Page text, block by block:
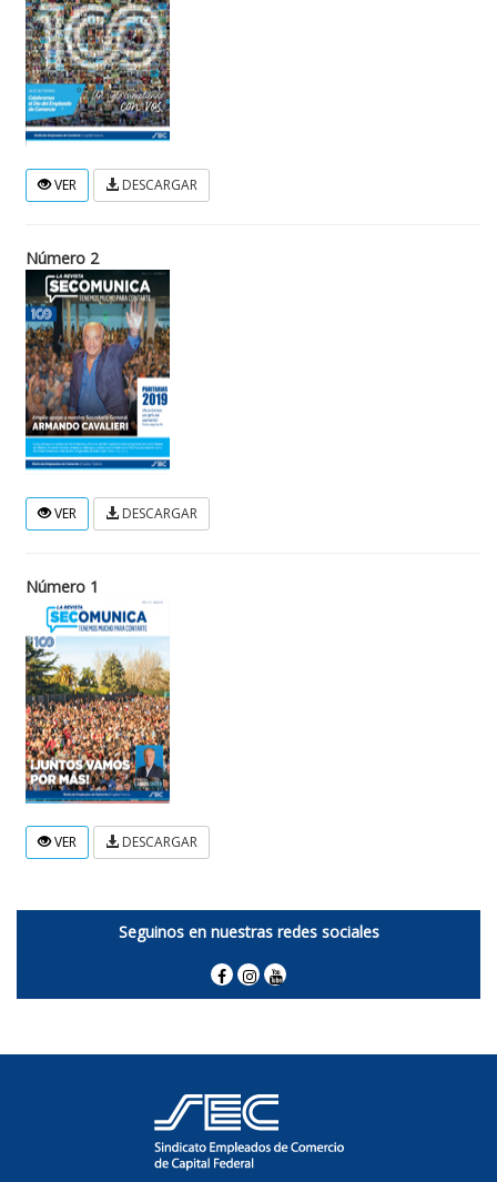
VER DESCARGAR
Número 2
VER DESCARGAR
Número 1
VER DESCARGAR
Seguinos en nuestras redes sociales